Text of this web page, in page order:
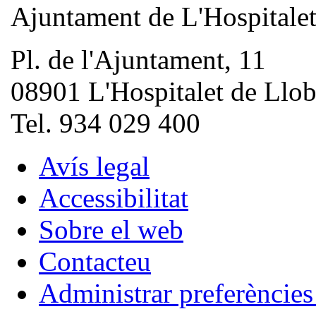
Ajuntament de L'Hospitalet
Pl. de l'Ajuntament, 11
08901 L'Hospitalet de
Tel. 934 029 400
Avís legal
Accessibilitat
Sobre el web
Contacteu
Administrar